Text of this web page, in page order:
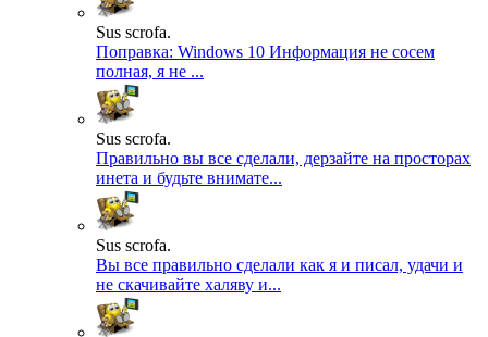
Sus scrofa.
Поправка: Windows 10 Информация не сосем
полная, я не ...
Sus scrofa.
Правильно вы все сделали, дерзайте на просторах
инета и будьте внимате...
Sus scrofa.
Вы все правильно сделали как я и писал, удачи и
не скачивайте халяву и...